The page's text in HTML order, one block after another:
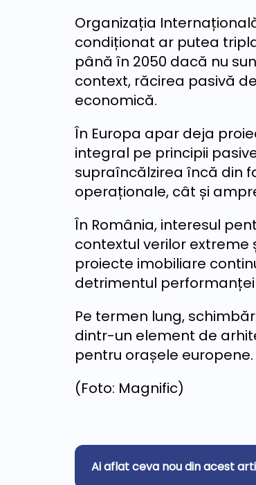
Organizația
condiționat ar putea
până în 2050 dacă nu
context, răcirea pasivă
economică.
În Europa apar deja
integral pe principii
supraîncălzirea încă din
operaționale, cât și
În România, interesul
contextul verilor extreme
proiecte imobiliare
detrimentul
Pe termen lung,
dintr-un element de
pentru orașele europene.
(Foto: Magnific)
Ai aflat ceva nou din acest